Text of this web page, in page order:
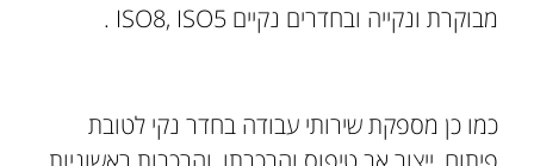
מבוקרת ונקייה ובחדרים נקיים ISO8, ISO5 .
כמו כן מספקת שירותי עבודה בחדר נקי לטובת